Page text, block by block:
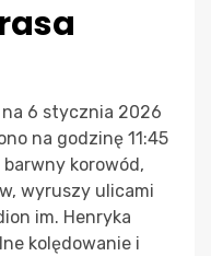
6 stycznia 2026
na godzinę 11:45
korowód,
wyruszy ulicami
im. Henryka
kolędowanie i